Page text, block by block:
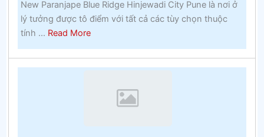
cược
thưởng
New Paranjape Blue Ridge Hinjewadi City Pune là nơi ở
lý tưởng được tô điểm với tất cả các tùy chọn thuộc
tính ... Read Moreabout
Nguy
hiểm